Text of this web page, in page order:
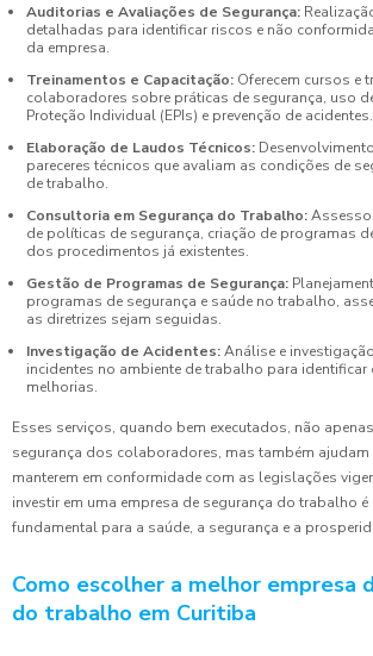
Auditorias e Avaliações de Segurança:
detalhadas para identificar riscos e não
da empresa.
Treinamentos e Capacitação: Oferecem cursos e
colaboradores sobre práticas de segurança, uso
Proteção Individual (EPIs) e prevenção de acidentes.
Elaboração de Laudos Técnicos:
pareceres técnicos que avaliam as condições de
de trabalho.
Consultoria em Segurança do Trabalho:
de políticas de segurança, criação de programas
dos procedimentos já existentes.
Gestão de Programas de Segurança:
programas de segurança e saúde no trabalho,
as diretrizes sejam seguidas.
Investigação de Acidentes:Análise e
incidentes no ambiente de trabalho para
melhorias.
Esses serviços, quando bem executados, não
segurança dos colaboradores, mas também ajudam
manterem em conformidade com as legislações
investir em uma empresa de segurança do trabalho
fundamental para a saúde, a segurança e a
Como escolher a melhor empresa
do trabalho em Curitiba